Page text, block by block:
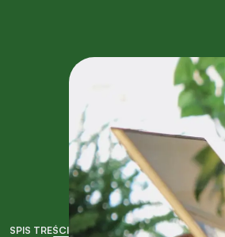
SPIS TREŚCI